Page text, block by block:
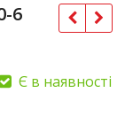
6
Є в наявності